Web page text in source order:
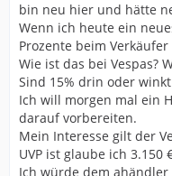
bin neu hier und hätte
Wenn ich heute ein
Prozente beim Verkäufer
Wie ist das bei Vespas?
Sind 15% drin oder
Ich will morgen mal ein
darauf vorbereiten.
Mein Interesse gilt der
UVP ist glaube ich 3.150
Ich würde dem ahändler